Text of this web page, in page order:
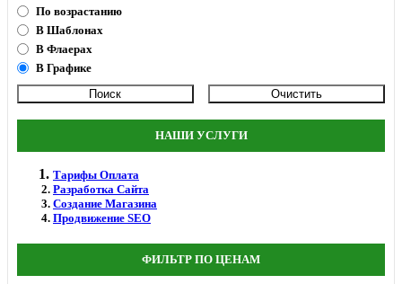
По возрастанию
В Шаблонах
В Флаерах
В Графике
НАШИ УСЛУГИ
Тарифы Оплата
Разработка Сайта
Создание Магазина
Продвижение SEO
ФИЛЬТР ПО ЦЕНАМ